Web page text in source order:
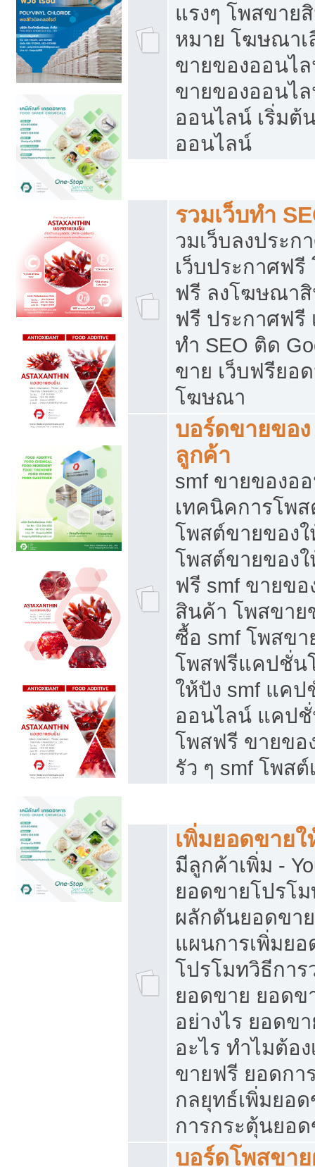
แรงๆ โพสขาย
หมาย โฆษณาเ
ขายของออนไ
ขายของออนไ
ออนไลน์ เริ่มต้
ออนไลน์
รวมเว็บทำ
วมเว็บลงประก
เว็บประกาศฟ
ฟรี ลงโฆษณา
ฟรี ประกาศฟรี
ทำ SEO ติด
ขาย เว็บฟรียอ
โฆษณา
บอร์ดขายของ
ลูกค้า
smf ขายของอ
เทคนิคการโพ
โพสต์ขายของ
โพสต์ขายของ
ฟรี smf ขายข
สินค้า โพสขาย
ซื้อ smf โพสข
โพสฟรีแคปชั่น
ให้ปัง smf แค
ออนไลน์ แคป
โพสฟรี ขายขอ
รัว ๆ smf โพส
เพิ่มยอดขายใ
มีลูกค้าเพิ่ม -
ยอดขายโปรโ
ผลักดันยอดขา
แผนการเพิ่มย
โปรโมทวิธีการ
ยอดขาย ยอดข
อย่างไร ยอดข
อะไร ทำไมต้อ
ขายฟรี ยอดกา
กลยุทธ์เพิ่มยอ
การกระตุ้นยอ
บอร์ดโพสขา